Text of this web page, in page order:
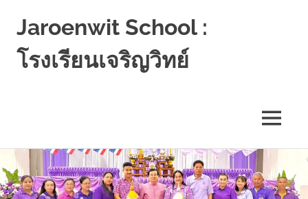
Skip
to
content
Jaroenwit School :
โรงเรียนเจริญวิทย์
MENU